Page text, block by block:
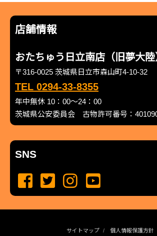
店舗情報
おたちゅう日立南店（旧夢大陸
〒316-0025 茨城県日立市森山町4-10-32
TEL 0294-33-8355
年中無休 10：00～24：00
茨城県公安委員会 古物許可番号：
SNS
サイトマップ 個人情報保護方針